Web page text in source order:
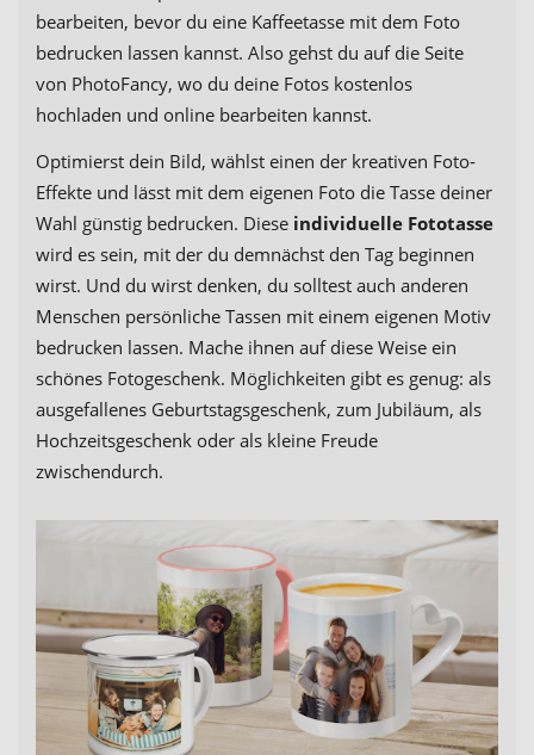
bearbeiten, bevor du eine Kaffeetasse mit dem Foto
bedrucken lassen kannst. Also gehst du auf die Seite
von PhotoFancy, wo du deine Fotos kostenlos
hochladen und online bearbeiten kannst.
Optimierst dein Bild, wählst einen der kreativen Foto-
Effekte und lässt mit dem eigenen Foto die Tasse deiner
Wahl günstig bedrucken. Diese individuelle Fototasse
wird es sein, mit der du demnächst den Tag beginnen
wirst. Und du wirst denken, du solltest auch anderen
Menschen persönliche Tassen mit einem eigenen Motiv
bedrucken lassen. Mache ihnen auf diese Weise ein
schönes Fotogeschenk. Möglichkeiten gibt es genug: als
ausgefallenes Geburtstagsgeschenk, zum Jubiläum, als
Hochzeitsgeschenk oder als kleine Freude
zwischendurch.